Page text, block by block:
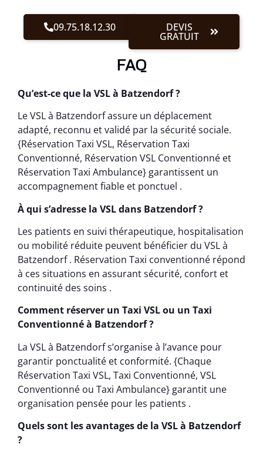
09.75.18.12.30 DEVIS
GRATUIT
FAQ
Qu’est-ce que la VSL à Batzendorf ?
Le VSL à Batzendorf assure un déplacement
adapté, reconnu et validé par la sécurité sociale.
{Réservation Taxi VSL, Réservation Taxi
Conventionné, Réservation VSL Conventionné et
Réservation Taxi Ambulance} garantissent un
accompagnement fiable et ponctuel .
À qui s’adresse la VSL dans Batzendorf ?
Les patients en suivi thérapeutique, hospitalisation
ou mobilité réduite peuvent bénéficier du VSL à
Batzendorf . Réservation Taxi conventionné répond
à ces situations en assurant sécurité, confort et
continuité des soins .
Comment réserver un Taxi VSL ou un Taxi
Conventionné à Batzendorf ?
La VSL à Batzendorf s’organise à l’avance pour
garantir ponctualité et conformité. {Chaque
Réservation Taxi VSL, Taxi Conventionné, VSL
Conventionné ou Taxi Ambulance} garantit une
organisation pensée pour les patients .
Quels sont les avantages de la VSL à Batzendorf
?